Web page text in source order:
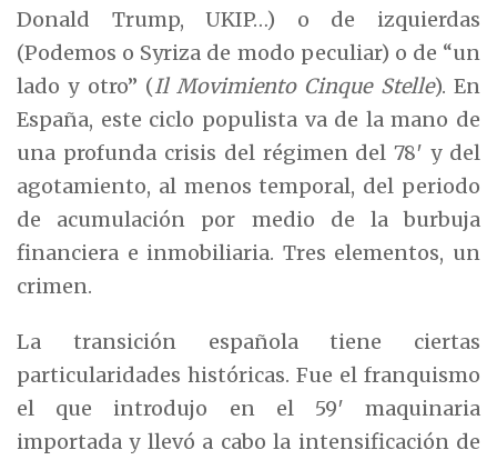
Donald Trump, UKIP…) o de izquierdas
(Podemos o Syriza de modo peculiar) o de “un
lado y otro” (Il Movimiento Cinque Stelle). En
España, este ciclo populista va de la mano de
una profunda crisis del régimen del 78′ y del
agotamiento, al menos temporal, del periodo
de acumulación por medio de la burbuja
financiera e inmobiliaria. Tres elementos, un
crimen.
La transición española tiene ciertas
particularidades históricas. Fue el franquismo
el que introdujo en el 59′ maquinaria
importada y llevó a cabo la intensificación de